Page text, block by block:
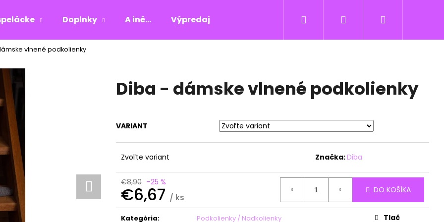
Doplnky A iné... Výpredaj Hľadať Prihlásenie
vlnené podkolienky
Diba - dámske vlnené podkolienky
VARIANT
Zvoľte variant Značka:Diba
€8,90 –25 %
€6,67 / ks
Jednotková
cena:
DO KOŠÍKA
Kategória:
Podkolienky / Nadkolienky
Tlač
Čo potrebujete nájsť?
HĽADAŤ